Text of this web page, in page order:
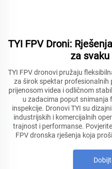
TYI FPV Droni:
za
TYI FPV dronovi pružaju
za širok spektar profesionalnih
prijenosom videa i odličnom
u zadacima poput snimanja
inspekcije. Dronovi TYI su
industrijskih i komercijalnih
trajnost i performanse.
FPV dronska rješenja koja